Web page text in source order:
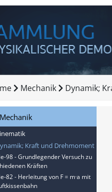
Mechanik Dynamik;
Mechanik
Kraft und Drehmoment
98 - Grundlegender Versuch zu
Kräften
82 - Herleitung von F = m·a mit